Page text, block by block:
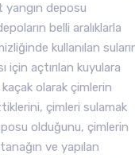
deposu
belli aralıklarla
kullanılan
için açtırılan kuyulara
olarak çimlerin
çimleri sulamak
olduğunu, çimlerin
ve yapılan